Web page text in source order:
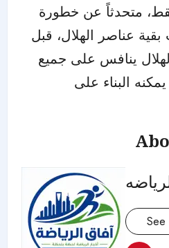
متحدثاً عن خطورة
عناصر الهلال، قبل
ينافس على جميع
البناء على
See